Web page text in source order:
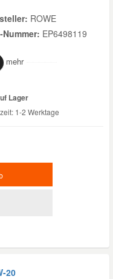
ROWE
Nummer: EP6498119
mehr
Lager
1-2 Werktage
20